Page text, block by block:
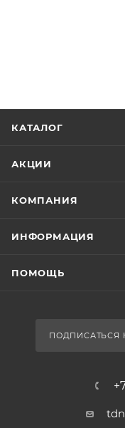
КАТАЛОГ
АКЦИИ
КОМПАНИЯ
ИНФОРМАЦИЯ
ПОМОЩЬ
ПОДПИСАТЬСЯ